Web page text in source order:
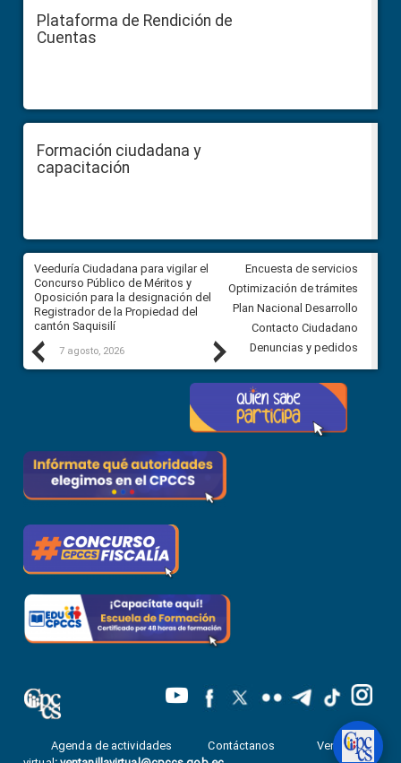
Plataforma de Rendición de
Cuentas
Formación ciudadana y
capacitación
Previous
Veeduría Ciudadana para vigilar el
Concurso Público de Méritos y
Oposición para la designación del
Registrador de la Propiedad del
cantón Saquisilí
7 agosto, 2026
Veeduría Ciudadana para
construcción del asfaltado de
Ballenita del cantón Santa
7 agosto, 2026
Next
Encuesta de servicios
Optimización de trámites
Plan Nacional Desarrollo
Contacto Ciudadano
Denuncias y pedidos
Agenda de actividades Contáctanos
Ventanilla